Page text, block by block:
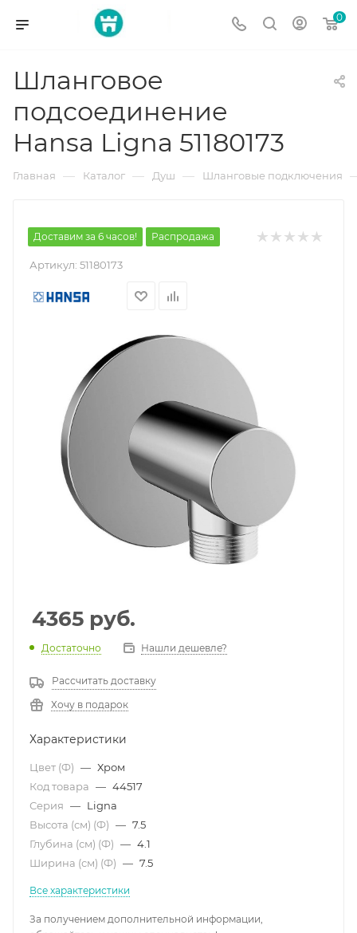
0
Шланговое
подсоединение
Hansa Ligna 51180173
Главная — Каталог — Душ — Шланговые подключения
Доставим за 6 часов! Распродажа
Артикул: 51180173
4365 руб.
Достаточно Нашли дешевле?
Рассчитать доставку
Хочу в подарок
Характеристики
Цвет (Ф) — Хром
Код товара — 44517
Серия — Ligna
Высота (см) (Ф) — 7.5
Глубина (см) (Ф) — 4.1
Ширина (см) (Ф) — 7.5
Все характеристики
За получением дополнительной информации,